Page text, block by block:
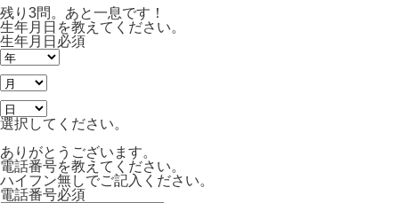
残り3問。あと一息です！
生年月日を教えてください。
生年月日 必須
選択してください。
ありがとうございます。
電話番号を教えてください。
ハイフン無しでご記入ください。
電話番号必須